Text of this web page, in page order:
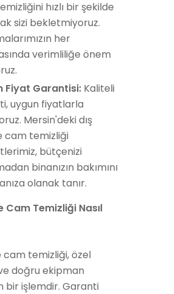
hızlı bir şekilde
sizi bekletmiyoruz.
her
verimliliğe önem
Fiyat Garantisi: Kaliteli
uygun fiyatlarla
Mersin'deki dış
cam temizliği
bütçenizi
binanızın bakımını
olanak tanır.
Cam Temizliği Nasıl
cam temizliği, özel
doğru ekipman
bir işlemdir. Garanti